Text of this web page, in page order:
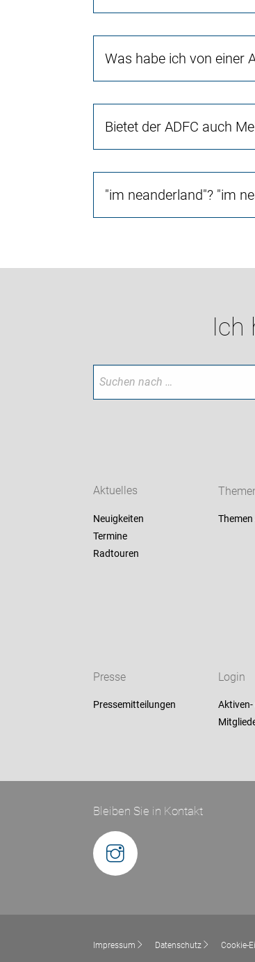
Was habe ich von einer
Bietet der ADFC auch
"im neanderland"? "im
Ich
Aktuelles
Neuigkeiten
Termine
Radtouren
Themen
Presse
Pressemitteilungen
Login
Aktiven-
Bleiben Sie in Kontakt
Impressum Datenschutz Cookie-